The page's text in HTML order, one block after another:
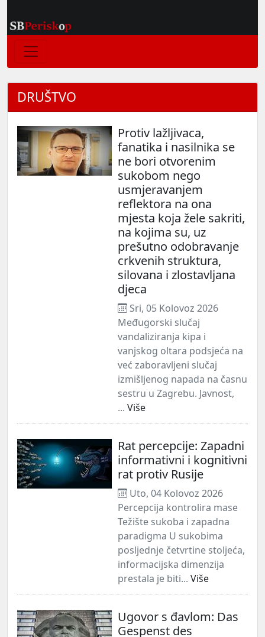
DRUŠTVO
Protiv lažljivaca,
fanatika i nasilnika se
ne bori otvorenim
sukobom nego
usmjeravanjem
reflektora na ona
mjesta koja žele sakriti,
na kojima su, uz
prešutno odobravanje
crkvenih struktura,
silovana i zlostavljana
djeca
Sri, 05 Kolovoz 2026
Međugorski slučaj
vandaliziranja kipa i
vanjskog oltara podsjeća na
već zaboravljeni slučaj
izmišljenog napada na časnu
sestru u Zagrebu. Javnost,
... Više
Rat percepcije: Zapadni
informativni i kognitivni
rat protiv Rusije
Uto, 04 Kolovoz 2026
Percepcija kontrolira mase
Težište sukoba i zapadna
paradigma U sukobima
posljednje četvrtine stoljeća,
informacijska dimenzija
prestala je biti... Više
Ugovor s đavlom: Das
Gespenst des